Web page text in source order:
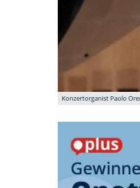
Konzertorganist Paolo